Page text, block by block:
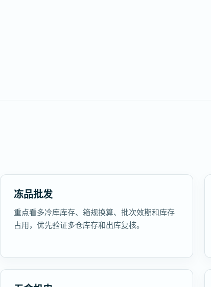
冻品批发
重点看多冷库库存、箱规换算、批次效期和库存
占用，优先验证多仓库存和出库复核。